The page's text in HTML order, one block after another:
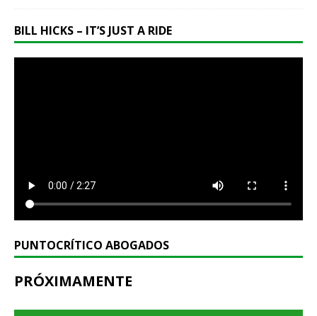
BILL HICKS – IT’S JUST A RIDE
PUNTOCRÍTICO ABOGADOS
PRÓXIMAMENTE